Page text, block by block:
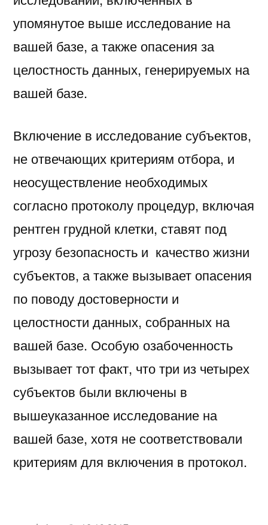
упомянутое выше исследование на
вашей базе, а также опасения за
целостность данных, генерируемых на
вашей базе.
Включение в исследование субъектов,
не отвечающих критериям отбора, и
неосуществление необходимых
согласно протоколу процедур, включая
рентген грудной клетки, ставят под
угрозу безопасность и качество жизни
субъектов, а также вызывает опасения
по поводу достоверности и
целостности данных, собранных на
вашей базе. Особую озабоченность
вызывает тот факт, что три из четырех
субъектов были включены в
вышеуказанное исследование на
вашей базе, хотя не соответствовали
критериям для включения в протокол.